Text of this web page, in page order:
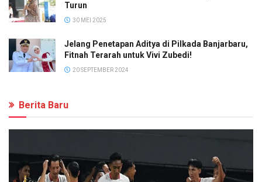
Turun
30 MEI 2025
Jelang Penetapan Aditya di Pilkada Banjarbaru,
Fitnah Terarah untuk Vivi Zubedi!
20 SEPTEMBER 2024
Berita Baru